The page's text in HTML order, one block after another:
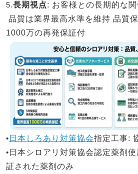
5.長期視点: お客様との長期的な
品質は業界最高水準を維持 品質
1000万の再発保証付
• 日本しろあり対策協会指定工事:
• 日本シロアリ対策協会認定薬剤使
証された薬剤のみ